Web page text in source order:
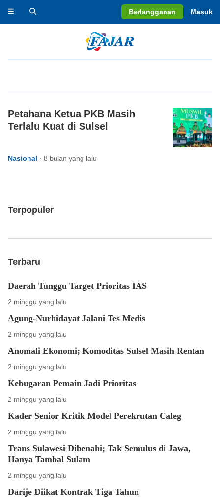
Berlangganan Masuk
Petahana Ketua PKB Masih
Terlalu Kuat di Sulsel
Nasional · 8 bulan yang lalu
Terpopuler
Terbaru
Daerah Tunggu Target Prioritas IAS
2 minggu yang lalu
Agung-Nurhidayat Jalani Tes Medis
2 minggu yang lalu
Anomali Ekonomi; Komoditas Sulsel Masih Rentan
2 minggu yang lalu
Kebugaran Pemain Jadi Prioritas
2 minggu yang lalu
Kader Senior Kritik Model Perekrutan Caleg
2 minggu yang lalu
Trans Sulawesi Dibenahi; Tak Semulus di Jawa,
Hanya Tambal Sulam
2 minggu yang lalu
Darije Diikat Kontrak Tiga Tahun